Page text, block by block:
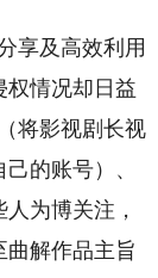
享及高效利用
权情况却日益
将影视剧长视
的账号）、
为博关注，
解作品主旨